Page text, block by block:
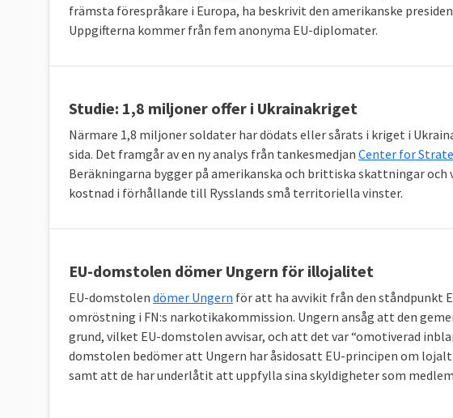
främsta förespråkare i Europa, ha beskrivit den amerikanske
Uppgifterna kommer från fem anonyma EU-diplomater.
Studie: 1,8 miljoner offer i Ukrainakriget
Närmare 1,8 miljoner soldater har dödats eller sårats i kriget i
sida. Det framgår av en ny analys från tankesmedjan Center for
Beräkningarna bygger på amerikanska och brittiska skattningar och
kostnad i förhållande till Rysslands små territoriella vinster.
EU-domstolen dömer Ungern för illojalitet
EU-domstolen dömer Ungern för att ha avvikit från den ståndpunkt
omröstning i FN:s narkotikakommission. Ungern ansåg att den
grund, vilket EU-domstolen avvisar, och att det var “omotiverad
domstolen bedömer att Ungern har åsidosatt EU-principen om
samt att de har underlåtit att uppfylla sina skyldigheter som